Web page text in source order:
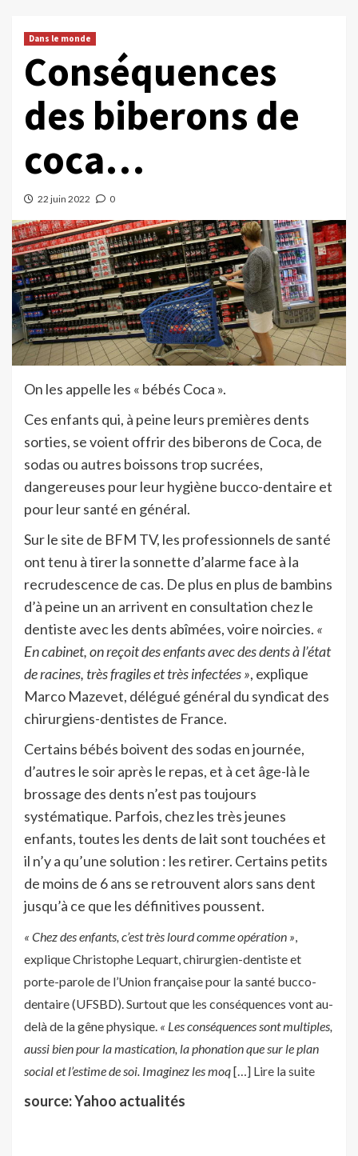
Dans le monde
Conséquences
des biberons de
coca…
22 juin 2022 0
On les appelle les « bébés Coca ».
Ces enfants qui, à peine leurs premières dents
sorties, se voient offrir des biberons de Coca, de
sodas ou autres boissons trop sucrées,
dangereuses pour leur hygiène bucco-dentaire et
pour leur santé en général.
Sur le site de BFM TV, les professionnels de santé
ont tenu à tirer la sonnette d’alarme face à la
recrudescence de cas. De plus en plus de bambins
d’à peine un an arrivent en consultation chez le
dentiste avec les dents abîmées, voire noircies. «
En cabinet, on reçoit des enfants avec des dents à l’état
de racines, très fragiles et très infectées », explique
Marco Mazevet, délégué général du syndicat des
chirurgiens-dentistes de France.
Certains bébés boivent des sodas en journée,
d’autres le soir après le repas, et à cet âge-là le
brossage des dents n’est pas toujours
systématique. Parfois, chez les très jeunes
enfants, toutes les dents de lait sont touchées et
il n’y a qu’une solution : les retirer. Certains petits
de moins de 6 ans se retrouvent alors sans dent
jusqu’à ce que les définitives poussent.
« Chez des enfants, c’est très lourd comme opération »,
explique Christophe Lequart, chirurgien-dentiste et
porte-parole de l’Union française pour la santé bucco-
dentaire (UFSBD). Surtout que les conséquences vont au-
delà de la gêne physique. « Les conséquences sont multiples,
aussi bien pour la mastication, la phonation que sur le plan
social et l’estime de soi. Imaginez les moq[…] Lire la suite
source: Yahoo actualités